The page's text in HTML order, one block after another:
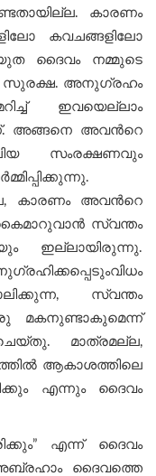
കാരണം
കവചങ്ങളിലോ
ദൈവം നമ്മുടെ
സുരക്ഷ. അനുഗ്രഹം
ഇവയെല്ലാം
അങ്ങനെ അവന്‍റെ
സംരക്ഷണവും
കാരണം അവന്‍റെ
സ്വന്തം
ഇല്ലായിരുന്നു.
സ്വന്തം
മകനുണ്ടാകുമെന്ന്
മാത്രമല്ല,
ആകാശത്തിലെ
എന്നും ദൈവം
എന്ന് ദൈവം
അബ്രഹാം ദൈവത്തെ